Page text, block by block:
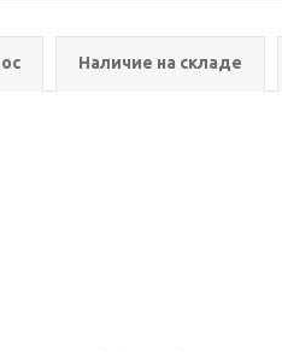
Наличие на складе